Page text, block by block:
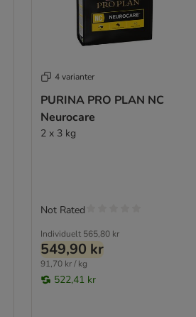
4 varianter
PURINA PRO PLAN NC
Neurocare
2 x 3 kg
Individuelt 565,80 kr
549,90 kr
91,70 kr / kg
522,41 kr
Not Rated